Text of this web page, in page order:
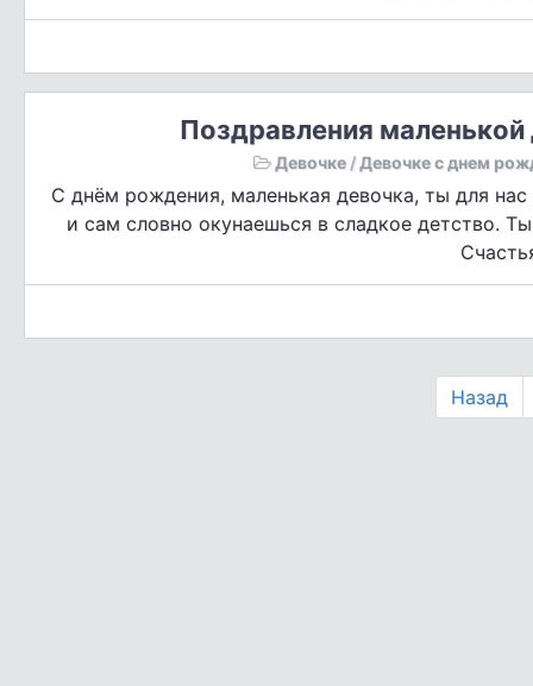
Поздравления
Девочке /Девочке с днем
С днём рождения, маленькая девочка, ты для
и сам словно окунаешься в сладкое детство.
Назад